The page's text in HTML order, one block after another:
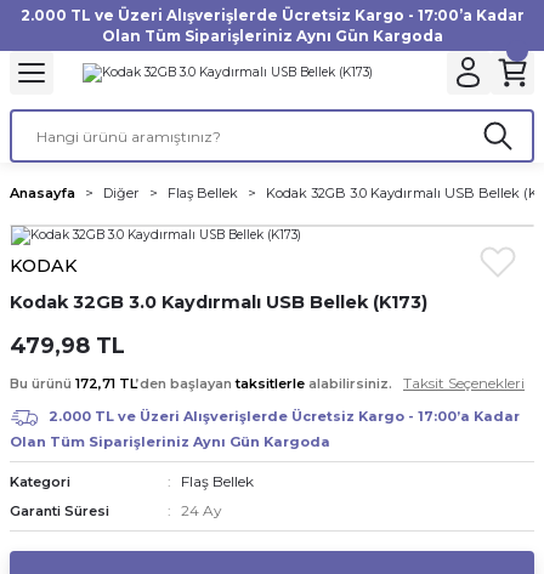
2.000 TL ve Üzeri Alışverişlerde Ücretsiz Kargo - 17:00’a Kadar
Olan Tüm Siparişleriniz Aynı Gün Kargoda
Geri Dön
Aksesuarları
Geri Dön
Geri Dön
Geri Dön
Geri Dön
Geri Dön
Geri Dön
Geri Dön
Geri Dön
Geri Dön
Geri Dön
Aksesuarları
Geri Dön
Anasayfa Diğer Flaş Bellek Kodak 32GB 3.0 Kaydırmalı USB Bellek
KODAK
Kodak 32GB 3.0 Kaydırmalı USB Bellek (K173)
479,98 TL
Bu ürünü 172,71 TL’den başlayantaksitlerle alabilirsiniz. Taksit Seçenekleri
2.000 TL ve Üzeri Alışverişlerde Ücretsiz Kargo - 17:00’a Kadar
Olan Tüm Siparişleriniz Aynı Gün Kargoda
Kategori Flaş Bellek
Garanti Süresi 24 Ay